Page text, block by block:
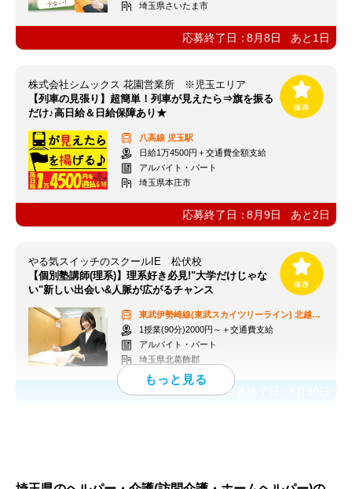
埼玉県さいたま市
応募終了日：8月8日 あと 1 日
株式会社シムックス 花園営業所 ※児玉エリア
【列車の見張り】超簡単！列車が見えたら⇒旗を振る
だけ♪高日給＆日給保障あり★
八高線 児玉駅
日給1万4500円＋交通費全額支給
アルバイト・パート
埼玉県本庄市
応募終了日：8月9日 あと 2日
やる気スイッチのスクールIE 松伏校
【個別塾講師(理系)】理系好き必見!"大学だけじゃな
い"新しい出会い&人脈が広がるチャンス
東武伊勢崎線(東武スカイツリーライン) 北越谷駅
1授業(90分)2000円～＋交通費支給
アルバイト・パート
埼玉県北葛飾郡
応募終了日：